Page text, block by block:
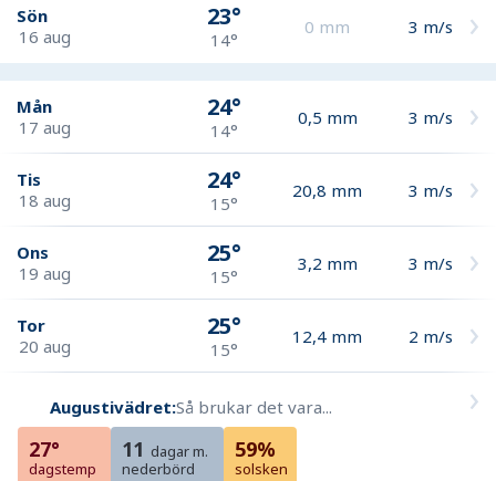
Sön
16 aug
23°
14°
0 mm 3 m/s
Mån
17 aug
24°
14°
0,5 mm 3 m/s
Tis
18 aug
24°
15°
20,8 mm 3 m/s
Ons
19 aug
25°
15°
3,2 mm 3 m/s
Tor
20 aug
25°
15°
12,4 mm 2 m/s
Augustivädret:Så brukar det vara...
27°
dagstemp
11 dagar m.
nederbörd
59%
solsken